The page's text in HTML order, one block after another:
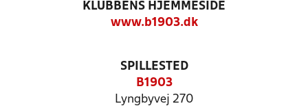
KLUBBENS HJEMMESIDE
www.b1903.dk
SPILLESTED
B1903
Lyngbyvej 270